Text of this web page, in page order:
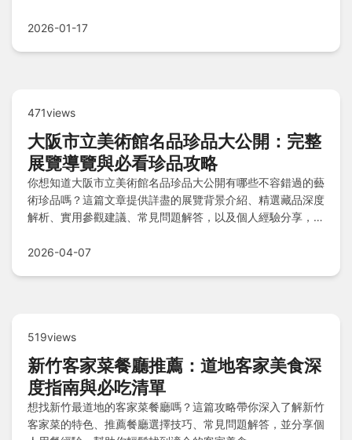
2026-01-17
471views
大阪市立美術館名品珍品大公開：完整
展覽導覽與必看珍品攻略
你想知道大阪市立美術館名品珍品大公開有哪些不容錯過的藝
術珍品嗎？這篇文章提供詳盡的展覽背景介紹、精選藏品深度
解析、實用參觀建議、常見問題解答，以及個人經驗分享，幫
2026-04-07
519views
新竹客家菜餐廳推薦：道地客家美食深
度指南與必吃清單
想找新竹最道地的客家菜餐廳嗎？這篇攻略帶你深入了解新竹
客家菜的特色、推薦餐廳選擇技巧、常見問題解答，並分享個